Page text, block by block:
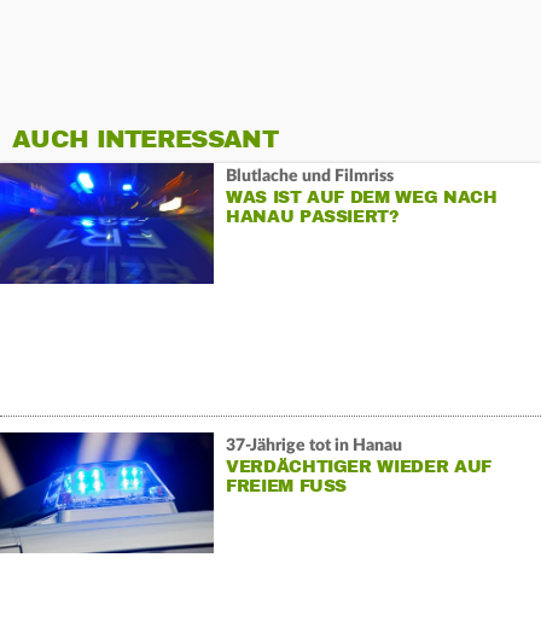
AUCH INTERESSANT
Blutlache und Filmriss
WAS IST AUF DEM WEG NACH
HANAU PASSIERT?
37-Jährige tot in Hanau
VERDÄCHTIGER WIEDER AUF
FREIEM FUSS